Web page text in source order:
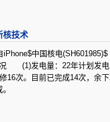
核技术
iPhone$中国核电
(1)发电量：22年计划发电
16次。目前已完成14次，余